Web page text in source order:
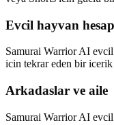
Evcil hayvan
Samurai Warrior AI
icin tekrar eden bir
Arkadaslar ve aile
Samurai Warrior AI